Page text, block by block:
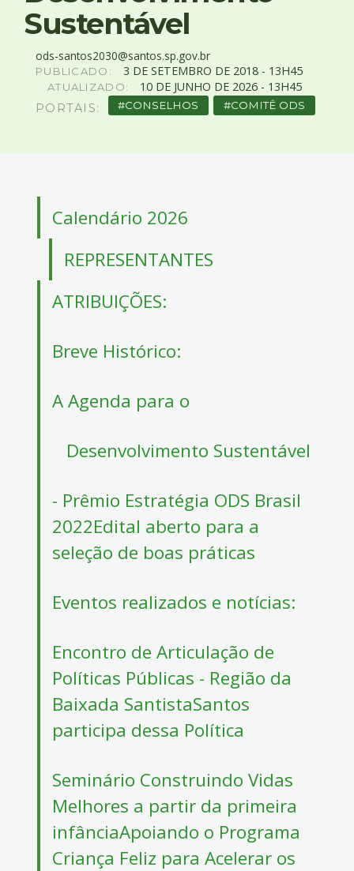
Sustentável
ods-santos2030@santos.sp.gov.br
PUBLICADO: 3 DE SETEMBRO DE 2018 - 13H45
ATUALIZADO: 10 DE JUNHO DE 2026 - 13H45
PORTAIS: CONSELHOS COMITÊ ODS
Calendário 2026
REPRESENTANTES
ATRIBUIÇÕES:
Breve Histórico:
A Agenda para o
Desenvolvimento Sustentável
- Prêmio Estratégia ODS Brasil
2022Edital aberto para a
seleção de boas práticas
Eventos realizados e notícias:
Encontro de Articulação de
Políticas Públicas - Região da
Baixada SantistaSantos
participa dessa Política
Seminário Construindo Vidas
Melhores a partir da primeira
infânciaApoiando o Programa
Criança Feliz para Acelerar os